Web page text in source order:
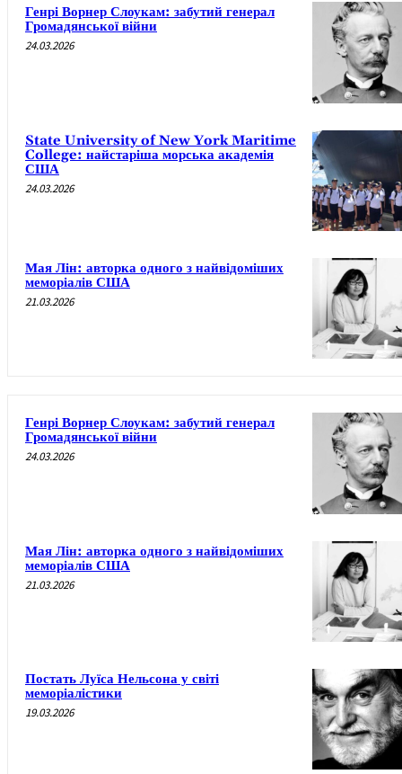
Генрі Ворнер Слоукам: забутий генерал
Громадянської війни
24.03.2026
State University of New York Maritime
College: найстаріша морська академія
США
24.03.2026
Мая Лін: авторка одного з найвідоміших
меморіалів США
21.03.2026
Генрі Ворнер Слоукам: забутий генерал
Громадянської війни
24.03.2026
Мая Лін: авторка одного з найвідоміших
меморіалів США
21.03.2026
Постать Луїса Нельсона у світі
меморіалістики
19.03.2026